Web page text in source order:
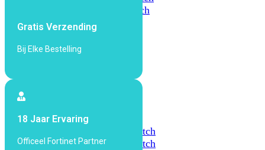
FortiSwitch
648F-
FPOE
FortiSwitch
FortiSwitch
1048EFortiSwitch
Gratis Verzending
Bij Elke Bestelling
18 Jaar Ervaring
Officeel Fortinet Partner